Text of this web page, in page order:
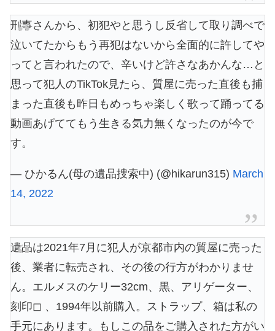
刑事さんから、初犯やと思うし反省して取り調べで
泣いてたからもう再犯はないから全面的に許してや
ってと言われたので、辛いけど許さなあかんな…と
思って犯人のTikTok見たら、質屋に売った直後も捕
まった直後も昨日もめっちゃ楽しく歌って踊ってる
動画あげててもう生きる気力無くなったのが今で
す。
— ひかるん(母の遺品捜索中) (@hikarun315) March
14, 2022
遺品は2021年7月に犯人が京都市内の質屋に売った
後、業者に転売され、その後の行方がわかりませ
ん。エルメスのケリー32cm、黒、アリゲーター、
刻印◻︎ 、1994年以前購入。ストラップ、箱は私の
手元にあります。もしこの品をご購入された方がい